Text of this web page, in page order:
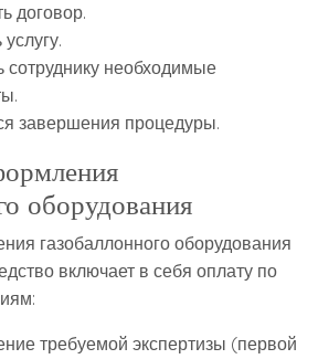
договор.
сотруднику необходимые
завершения процедуры.
оборудования
газобаллонного оборудования
включает в себя оплату по
требуемой экспертизы (первой